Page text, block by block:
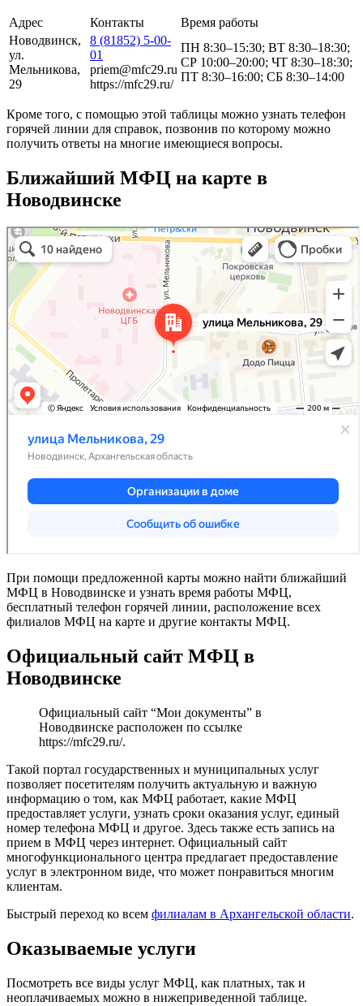
Адрес Контакты
Время работы
Новодвинск,
ул.
Мельникова,
29
8 (81852) 5-00-
01
priem@mfc29.ru
https://mfc29.ru/
ПН 8:30–15:30; ВТ 8:30–18:30;
СР 10:00–20:00; ЧТ 8:30–18:30;
ПТ 8:30–16:00; СБ 8:30–14:00
Кроме того, с помощью этой таблицы можно узнать телефон
горячей линии для справок, позвонив по которому можно
получить ответы на многие имеющиеся вопросы.
Ближайший МФЦ на карте в
Новодвинске
При помощи предложенной карты можно найти ближайший
МФЦ в Новодвинске и узнать время работы МФЦ,
бесплатный телефон горячей линии, расположение всех
филиалов МФЦ на карте и другие контакты МФЦ.
Официальный сайт МФЦ в
Новодвинске
Официальный сайт “Мои документы” в
Новодвинске расположен по ссылке
https://mfc29.ru/.
Такой портал государственных и муниципальных услуг
позволяет посетителям получить актуальную и важную
информацию о том, как МФЦ работает, какие МФЦ
предоставляет услуги, узнать сроки оказания услуг, единый
номер телефона МФЦ и другое. Здесь также есть запись на
прием в МФЦ через интернет. Официальный сайт
многофункционального центра предлагает предоставление
услуг в электронном виде, что может понравиться многим
клиентам.
Быстрый переход ко всем филиалам в Архангельской области.
Оказываемые услуги
Посмотреть все виды услуг МФЦ, как платных, так и
неоплачиваемых можно в нижеприведенной таблице.